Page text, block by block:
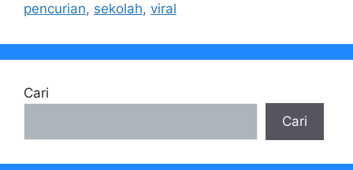
pencurian, sekolah, viral
Cari
Cari